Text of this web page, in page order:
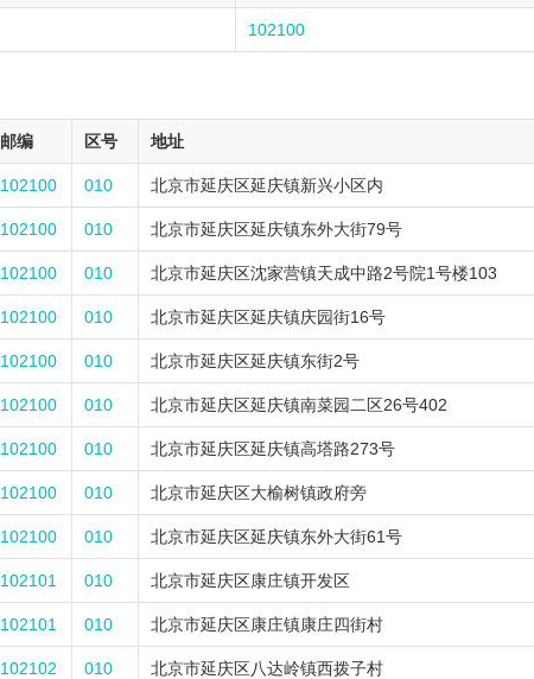
102100
邮编 区号 地址
102100 010 北京市延庆区延庆镇新兴小区内
102100 010 北京市延庆区延庆镇东外大街79号
102100 010 北京市延庆区沈家营镇天成中路2号院1号楼103
102100 010 北京市延庆区延庆镇庆园街16号
102100 010 北京市延庆区延庆镇东街2号
102100 010 北京市延庆区延庆镇南菜园二区26号402
102100 010 北京市延庆区延庆镇高塔路273号
102100 010 北京市延庆区大榆树镇政府旁
102100 010 北京市延庆区延庆镇东外大街61号
102101 010 北京市延庆区康庄镇开发区
102101 010 北京市延庆区康庄镇康庄四街村
102102 010 北京市延庆区八达岭镇西拨子村